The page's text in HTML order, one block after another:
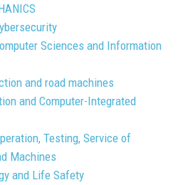
Sciences and Information
and road machines
and Computer-Integrated
Testing, Service of
Machines
and Life Safety